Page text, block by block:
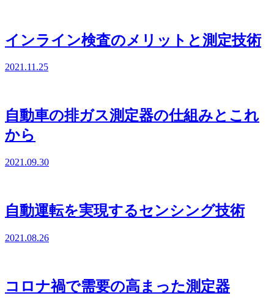
インライン検査のメリットと測定技術
2021.11.25
自動車の排ガス測定器の仕組みとこれ
から
2021.09.30
自動運転を実現するセンシング技術
2021.08.26
コロナ禍で需要の高まった測定器